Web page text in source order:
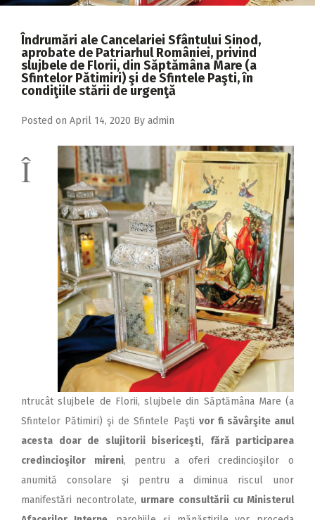
2018
2017
2016
2015
2012
Îndrumări ale Cancelariei Sfântului Sinod,
aprobate de Patriarhul României, privind
slujbele de Florii, din Săptămâna Mare (a
Sfintelor Pătimiri) şi de Sfintele Paşti, în
condiţiile stării de urgenţă
Posted on April 14, 2020 By admin
Î
ntrucât slujbele de Florii, slujbele din Săptămâna Mare (a
Sfintelor Pătimiri) şi de Sfintele Paşti vor fi săvârşite anul
acesta doar de slujitorii bisericeşti, fără participarea
credincioşilor mireni, pentru a oferi credincioşilor o
anumită consolare şi pentru a diminua riscul unor
manifestări necontrolate, urmare consultării cu Ministerul